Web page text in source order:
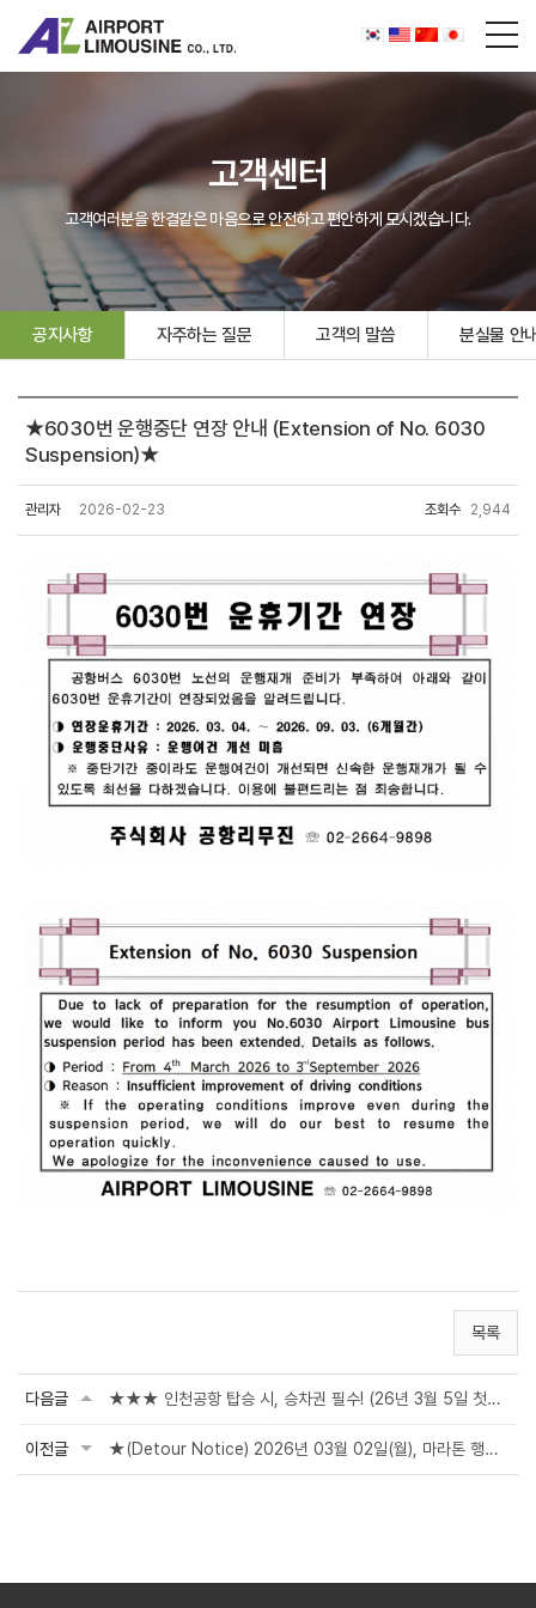
고객센터
고객여러분을 한결같은 마음으로 안전하고 편안하게 모시겠습니다.
공지사항 자주하는 질문 고객의 말씀 분실물 안
★6030번 운행중단 연장 안내 (Extension of No. 6030
Suspension)★
관리자 2026-02-23 조회수 2,944
목록
다음글 ★★★ 인천공항 탑승 시, 승차권 필수! (26년 3월 5일 첫차부터)
이전글 ★(Detour Notice) 2026년 03월 02일(월), 마라톤 행사로 인한 공항버스 우회 안내